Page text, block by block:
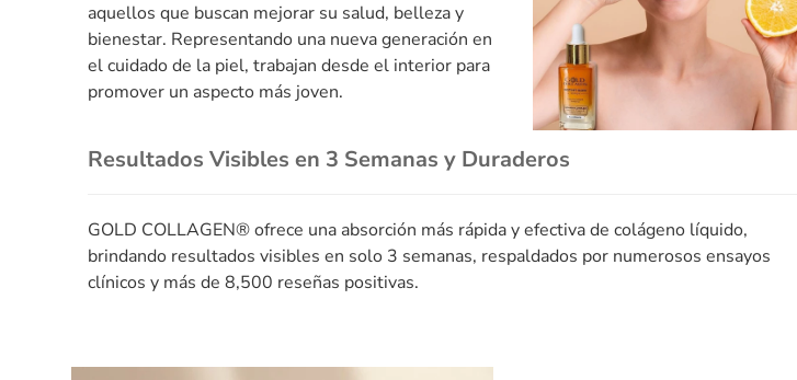
aquellos que buscan mejorar su salud, belleza y
bienestar. Representando una nueva generación en
el cuidado de la piel, trabajan desde el interior para
promover un aspecto más joven.
Resultados Visibles en 3 Semanas y Duraderos
GOLD COLLAGEN® ofrece una absorción más rápida y efectiva de colágeno líquido,
brindando resultados visibles en solo 3 semanas, respaldados por numerosos ensayos
clínicos y más de 8,500 reseñas positivas.